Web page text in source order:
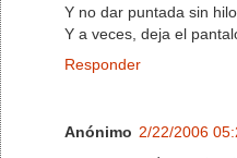
Y no dar puntada sin
Y a veces, deja el
Responder
Anónimo 2/22/2006